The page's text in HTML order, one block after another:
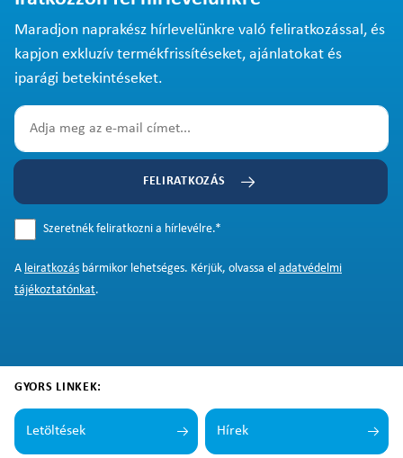
Maradjon naprakész hírlevelünkre való feliratkozással, és
kapjon exkluzív termékfrissítéseket, ajánlatokat és
iparági betekintéseket.
FELIRATKOZÁS
Szeretnék feliratkozni a hírlevélre.*
A leiratkozás bármikor lehetséges. Kérjük, olvassa el adatvédelmi
tájékoztatónkat.
GYORS LINKEK:
Letöltések Hírek